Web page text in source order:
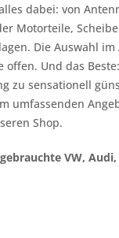
dabei: von
Motorteile,
Die Auswahl
Und das
zu sensationell
umfassenden
Shop.
VW, Audi,